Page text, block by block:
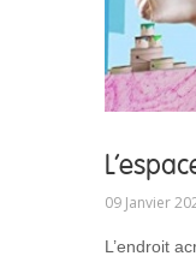
09 Janvier
L’endroit